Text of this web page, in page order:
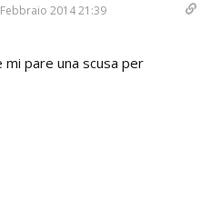
2014 21:39
pare una scusa per